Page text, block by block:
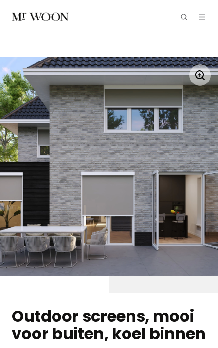
Outdoor screens, mooi
voor buiten, koel binnen